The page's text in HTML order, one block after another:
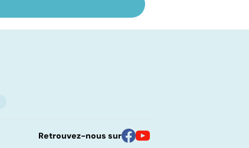
soigne ?
Retrouvez-nous sur